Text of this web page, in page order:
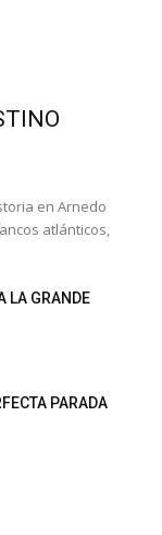
en Arnedo
atlánticos,
LA GRANDE
PARADA